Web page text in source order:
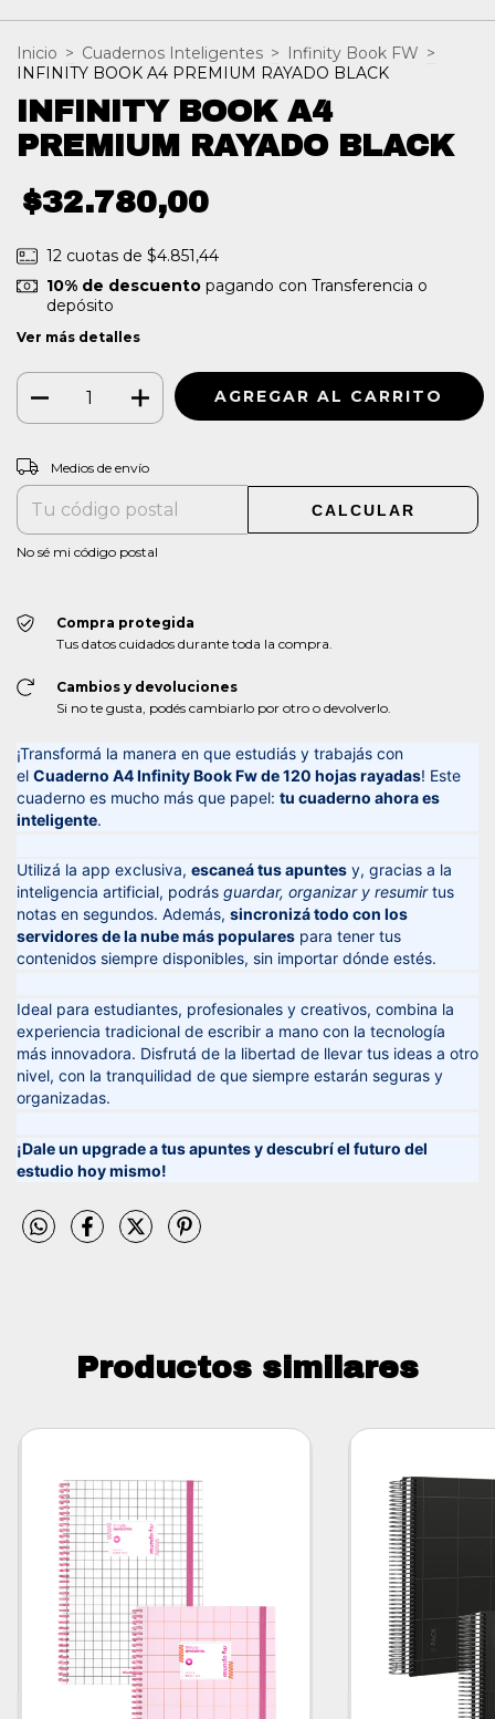
Inicio > Cuadernos Inteligentes > Infinity Book FW >
INFINITY BOOK A4 PREMIUM RAYADO BLACK
INFINITY BOOK A4
PREMIUM RAYADO BLACK
$32.780,00
12 cuotas de $4.851,44
10% de descuentopagando con Transferencia o
depósito
Ver más detalles
Entregas para el CP:
Medios de envío
CALCULAR
No sé mi código postal
Compra protegida
Tus datos cuidados durante toda la compra.
Cambios y devoluciones
Si no te gusta, podés cambiarlo por otro o devolverlo.
¡Transformá la manera en que estudiás y trabajás con
el Cuaderno A4 Infinity Book Fw de 120 hojas rayadas! Este
cuaderno es mucho más que papel: tu cuaderno ahora es
inteligente.
Utilizá la app exclusiva, escaneá tus apuntes y, gracias a la
inteligencia artificial, podrás guardar, organizar y resumirtus
notas en segundos. Además, sincronizá todo con los
servidores de la nube más populares para tener tus
contenidos siempre disponibles, sin importar dónde estés.
Ideal para estudiantes, profesionales y creativos, combina la
experiencia tradicional de escribir a mano con la tecnología
más innovadora. Disfrutá de la libertad de llevar tus ideas a otro
nivel, con la tranquilidad de que siempre estarán seguras y
organizadas.
¡Dale un upgrade a tus apuntes y descubrí el futuro del
estudio hoy mismo!
Productos similares